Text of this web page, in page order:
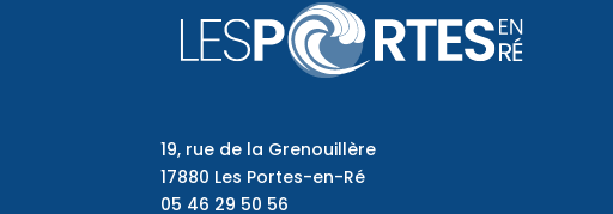
19, rue de la Grenouillère
17880 Les Portes-en-Ré
05 46 29 50 56